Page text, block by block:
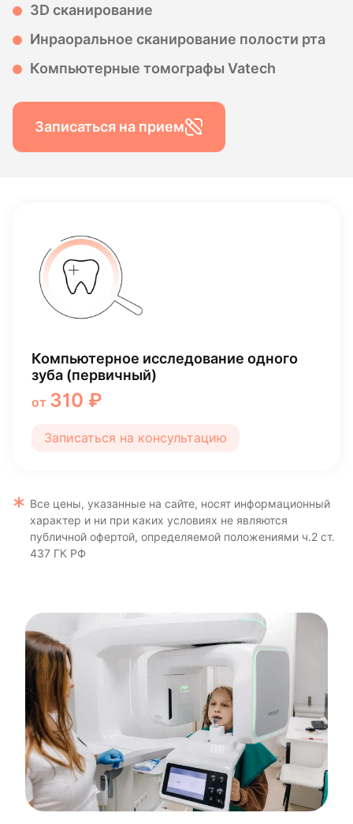
3D сканирование
Инраоральное сканирование полости рта
Компьютерные томографы Vatech
Записаться на прием
томография челюстно-
области
₽
на консультацию
Все цены, указанные на сайте, носят информационный
характер и ни при каких условиях не являются
публичной офертой, определяемой положениями ч.2 ст.
437 ГК РФ